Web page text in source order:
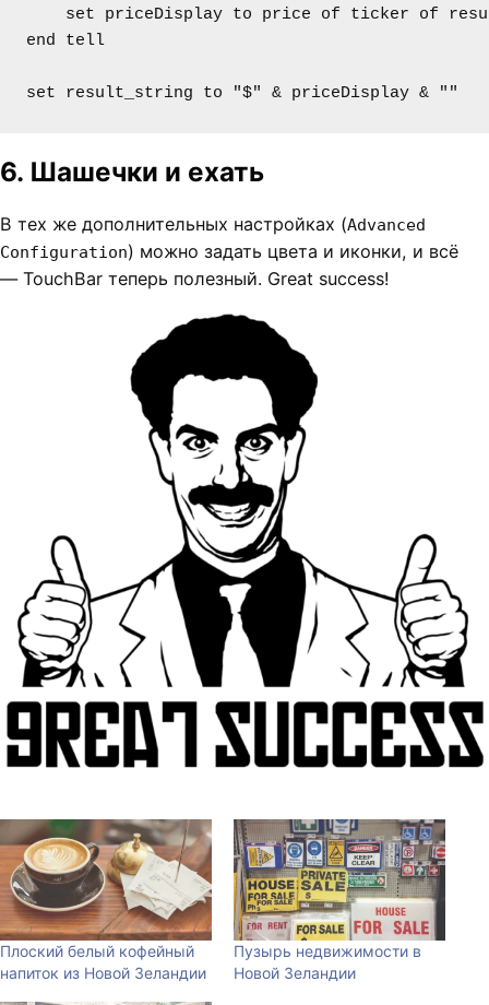
set priceDisplay to price of ticker of
end tell
set result_string to "$" & priceDisplay & ""
6. Шашечки и ехать
В тех же дополнительных настройках (Advanced
Configuration) можно задать цвета и иконки, и всё
— TouchBar теперь полезный. Great success!
Плоский белый кофейный
напиток из Новой Зеландии
Пузырь недвижимости в
Новой Зеландии